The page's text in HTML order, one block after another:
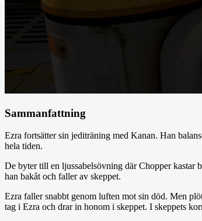
Sammanfattning
Ezra fortsätter sin jediträning med Kanan. Han
hela tiden.
De byter till en ljussabelsövning där Chopper
han bakåt och faller av skeppet.
Ezra faller snabbt genom luften mot sin död. Men
tag i Ezra och drar in honom i skeppet. I skeppets